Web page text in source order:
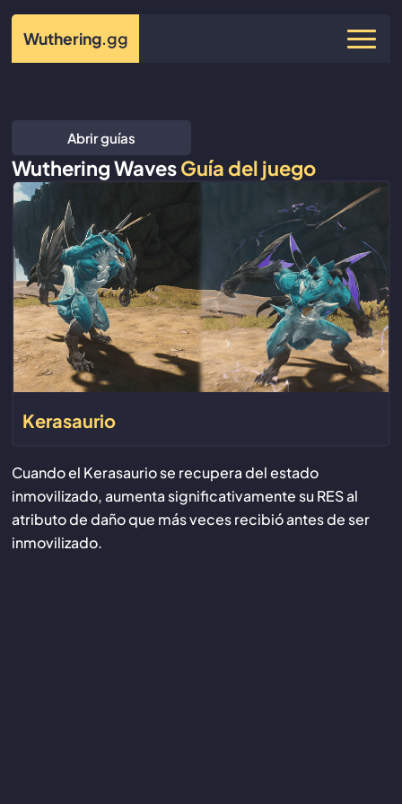
Wuthering.gg
Abrir guías
Wuthering WavesGuía del juego
Kerasaurio
Cuando el Kerasaurio se recupera del estado
inmovilizado, aumenta significativamente su RES al
atributo de daño que más veces recibió antes de ser
inmovilizado.